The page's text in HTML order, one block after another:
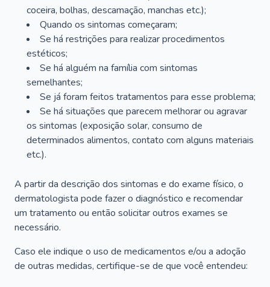
coceira, bolhas, descamação, manchas etc.);
Quando os sintomas começaram;
Se há restrições para realizar procedimentos
estéticos;
Se há alguém na família com sintomas
semelhantes;
Se já foram feitos tratamentos para esse problema;
Se há situações que parecem melhorar ou agravar
os sintomas (exposição solar, consumo de
determinados alimentos, contato com alguns materiais
etc.).
A partir da descrição dos sintomas e do exame físico, o
dermatologista pode fazer o diagnóstico e recomendar
um tratamento ou então solicitar outros exames se
necessário.
Caso ele indique o uso de medicamentos e/ou a adoção
de outras medidas, certifique-se de que você entendeu: